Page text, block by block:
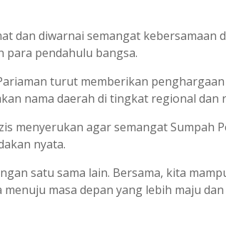
dan diwarnai semangat kebersamaan
pendahulu bangsa.
turut memberikan
nama daerah di tingkat regional dan
menyerukan agar semangat Sumpah
nyata.
satu sama lain. Bersama, kita
masa depan yang lebih maju